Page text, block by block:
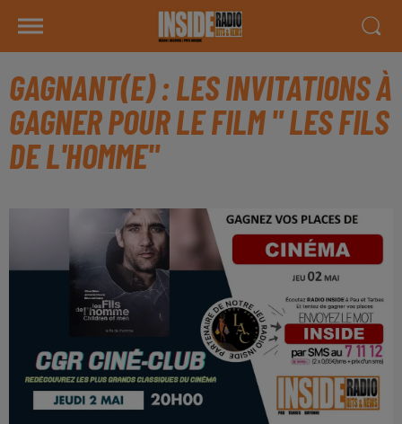
GAGNANT(E) : LES INVITATIONS À
GAGNER POUR LE FILM " LES FILS
DE L'HOMME"